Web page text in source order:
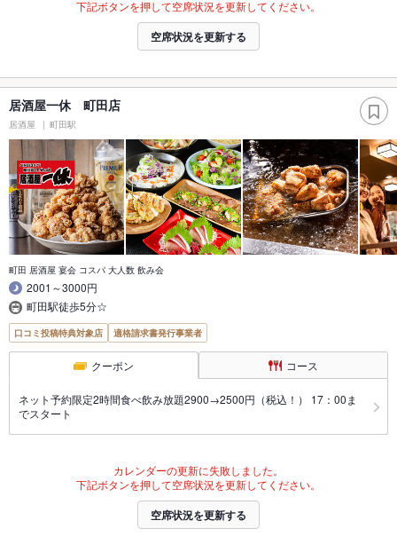
下記ボタンを押して空席状況を更新してください。
空席状況を更新する
居酒屋一休 町田店
居酒屋 町田駅
町田 居酒屋 宴会 コスパ 大人数 飲み会
2001～3000円
町田駅徒歩5分☆
口コミ投稿特典対象店 適格請求書発行事業者
クーポン コース
ネット予約限定2時間食べ飲み放題2900→2500円（税込！） 17：00ま
でスタート
カレンダーの更新に失敗しました。
下記ボタンを押して空席状況を更新してください。
空席状況を更新する